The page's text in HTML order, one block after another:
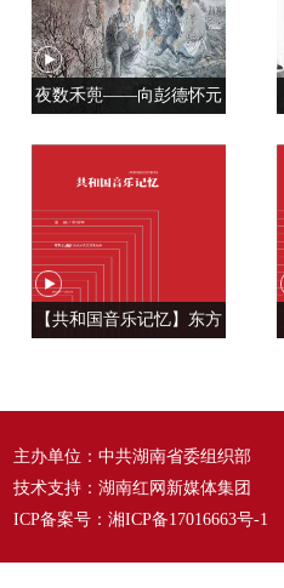
夜数禾蔸——向彭德怀元
【共和国音乐记忆】东方
主办单位：中共湖南省委组织部
技术支持：湖南红网新媒体集团
ICP备案号： 湘ICP备17016663号-1